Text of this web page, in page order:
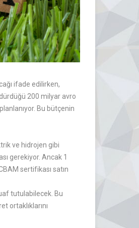
ifade edilirken,
200 milyar avro
Bu bütçenin
ve hidrojen gibi
gerekiyor. Ancak 1
sertifikası satın
tutulabilecek. Bu
ortaklıklarını